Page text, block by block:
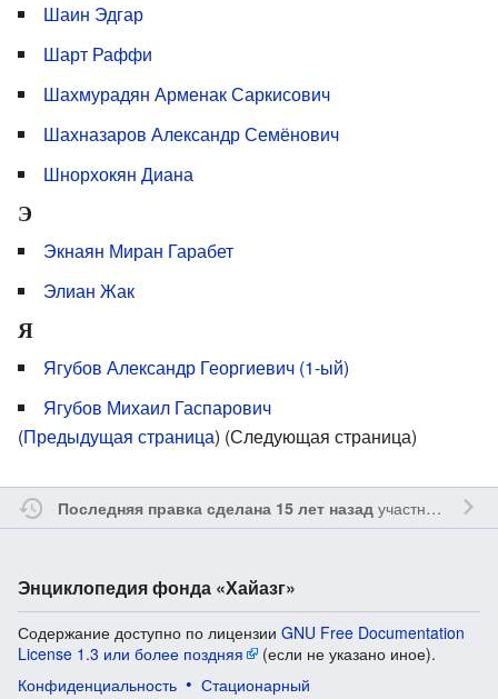
Шаин Эдгар
Шарт Раффи
Шахмурадян Арменак Саркисович
Шахназаров Александр Семёнович
Шнорхокян Диана
Э
Экнаян Миран Гарабет
Элиан Жак
Я
Ягубов Александр Георгиевич (1-ый)
Ягубов Михаил Гаспарович
(Предыдущая страница) (Следующая страница)
Последняя правка сделана 15 лет назадучастником
Энциклопедия фонда «Хайазг»
Содержание доступно по лицензии GNU Free Documentation
License 1.3 или более поздняя
(если не указано иное).
Конфиденциальность
Стационарный